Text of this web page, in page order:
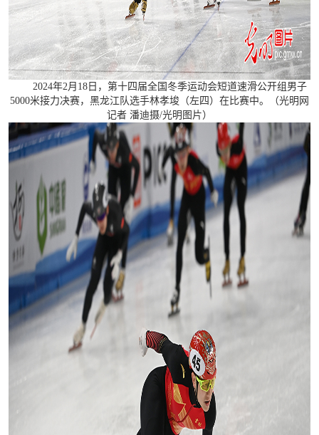
2024年2月18日，第十四届全国冬季运动会短道速滑公开组男子
5000米接力决赛，黑龙江队选手林孝埈（左四）在比赛中。（光明网
记者 潘迪摄/光明图片）